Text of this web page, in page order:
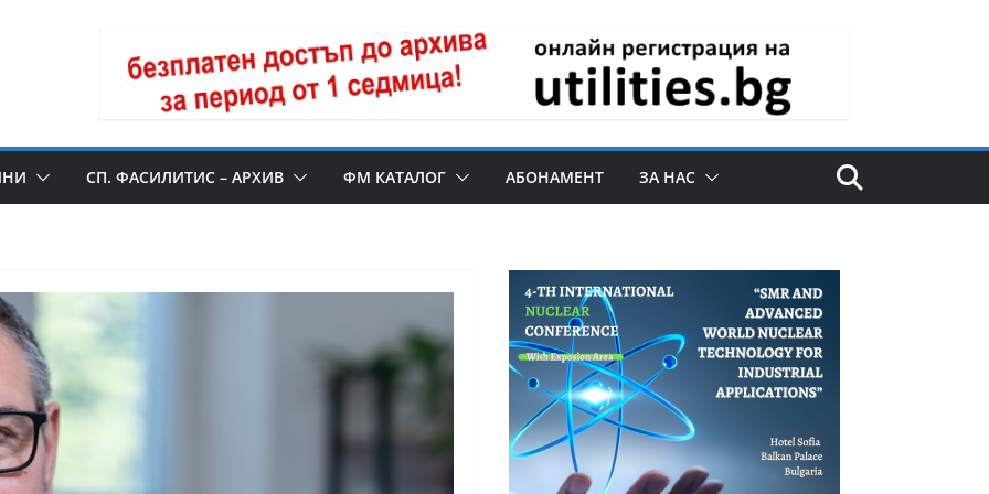
СП. ФАСИЛИТИС – АРХИВ ФМ КАТАЛОГ АБОНАМЕНТ ЗА НАС